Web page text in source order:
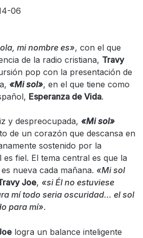
mi nombre es», con el que
de la radio cristiana, Travy
pop con la presentación de
«Mi sol», en el que tiene como
Esperanza de Vida.
y despreocupada, «Mi sol»
de un corazón que descansa en
sostenido por la
fiel. El tema central es que la
nueva cada mañana. «Mi sol
Joe, «si Él no estuviese
mí todo seria oscuridad… el sol
para mí».
logra un balance inteligente